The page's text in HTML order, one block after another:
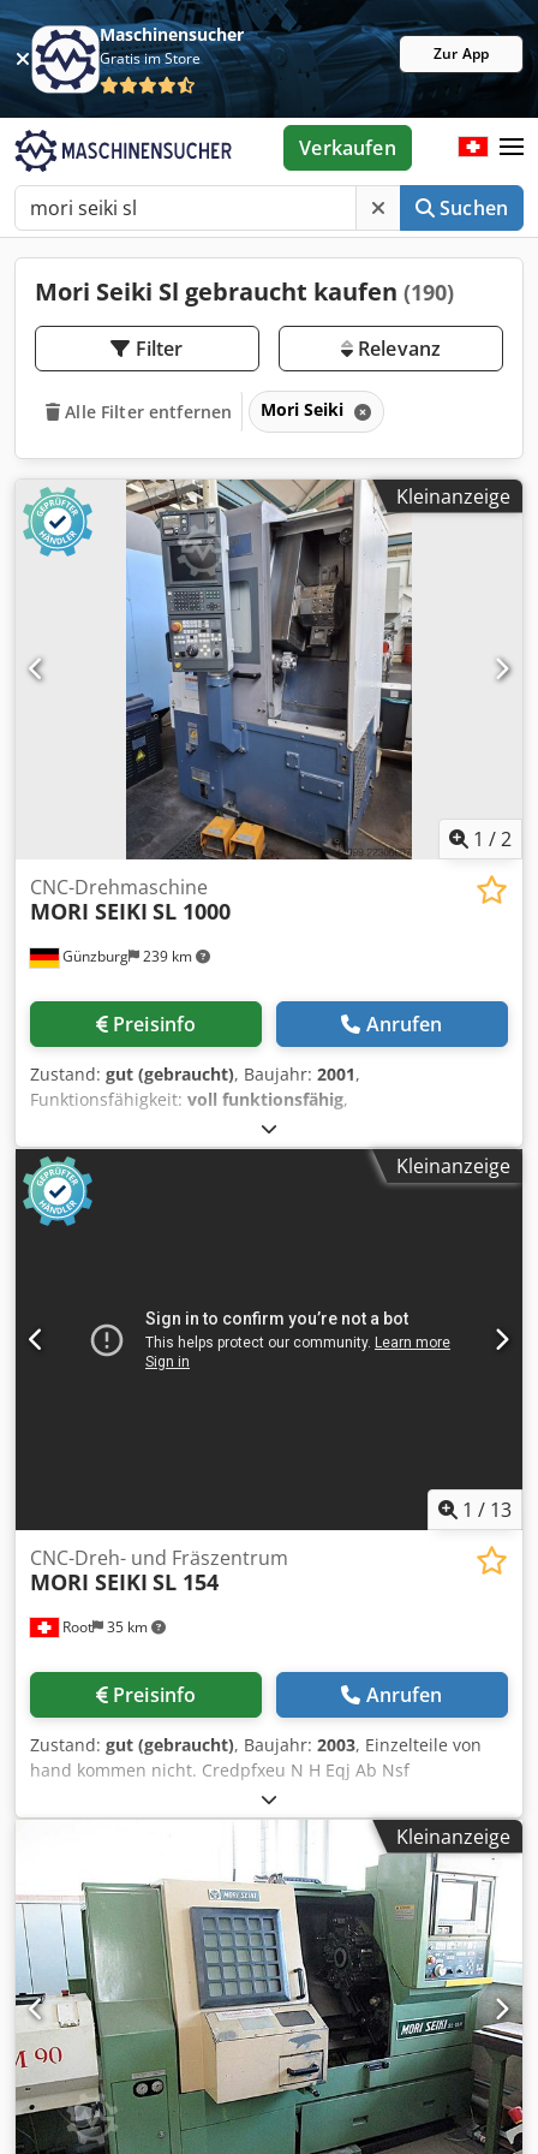
Maschinensucher
Gratis im Store Zur App
Suchen
Verkaufen
Mori Seiki Sl gebraucht kaufen (190)
Filter Relevanz
Alle Filter entfernen Mori Seiki
Kleinanzeige
1 /2
Günzburg 239 km
CNC-Drehmaschine
MORI SEIKI SL 1000
Preisinfo Anrufen
Zustand: gut (gebraucht), Baujahr: 2001,
Funktionsfähigkeit: voll funktionsfähig,
Umlaufdurchmesser 190 mm Drehlänge 180 mm
Drehdurchmesser max. 100 mm z-Achse 195 mm x-Achse
125 mm Spindelbohrung 43 mm Spindellagerdurchmesser
80 mm Pinolendurchmesser 40 mm Pinolenkegel MK 3
Pinolenhub 45 mm Anzahl der Revolverkopfplätze 10
Kleinanzeige
1 / 13
Root 35 km
CNC-Dreh- und Fräszentrum
MORI SEIKI SL 154
Preisinfo Anrufen
Zustand: gut (gebraucht), Baujahr: 2003, Einzelteile von
hand kommen nicht. Credpfxeu N H Eqj Ab Nsf
Kleinanzeige